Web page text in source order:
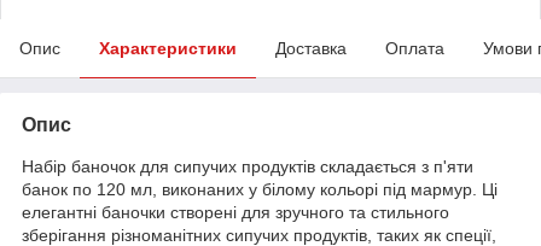
Опис Характеристики Доставка Оплата Умови
Опис
Набір баночок для сипучих продуктів складається з п'яти
банок по 120 мл, виконаних у білому кольорі під мармур. Ці
елегантні баночки створені для зручного та стильного
зберігання різноманітних сипучих продуктів, таких як спеції,